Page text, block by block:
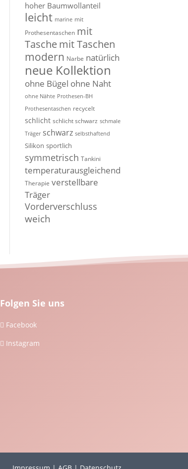
hoher Baumwollanteil
leicht marine mit
Prothesentaschen mit
Taschemit Taschen
modern Narbe natürlich
neue Kollektion
ohne Bügel ohne Naht
ohne Nähte Prothesen-BH
Prothesentaschen recycelt
schlicht schlicht schwarz schmale
Träger schwarz selbsthaftend
Silikon sportlich
symmetrisch Tankini
temperaturausgleichend
Therapie verstellbare
Träger
Vorderverschluss
weich
Folgen Sie uns
 Facebook
 Instagram